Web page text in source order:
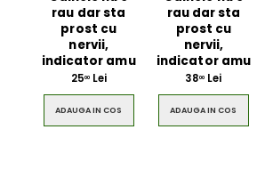
rau dar sta
prost cu
nervii,
indicator amu
2500Lei
ADAUGA IN COS
rau dar sta
prost cu
nervii,
indicator amu
3800 Lei
ADAUGA IN COS